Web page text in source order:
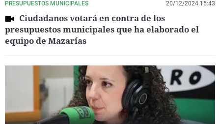
PRESUPUESTOS MUNICIPALES 20/12/2024 15:43
Ciudadanos votará en contra de los
presupuestos municipales que ha elaborado el
equipo de Mazarías